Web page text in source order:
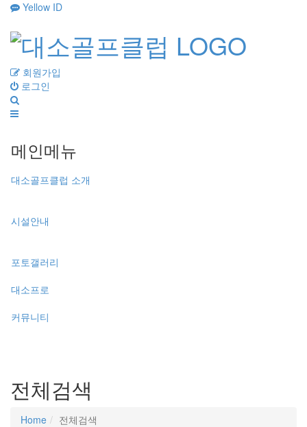
Yellow ID
회원가입
로그인
메인메뉴
대소골프클럽 소개
시설안내
포토갤러리
대소프로
커뮤니티
전체검색
Home 전체검색